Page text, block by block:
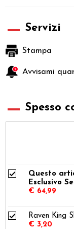
Servizi
Stampa
Avvisami
Spesso
Questo
Esclusivo
€ 64,99
Raven King
€ 3,20